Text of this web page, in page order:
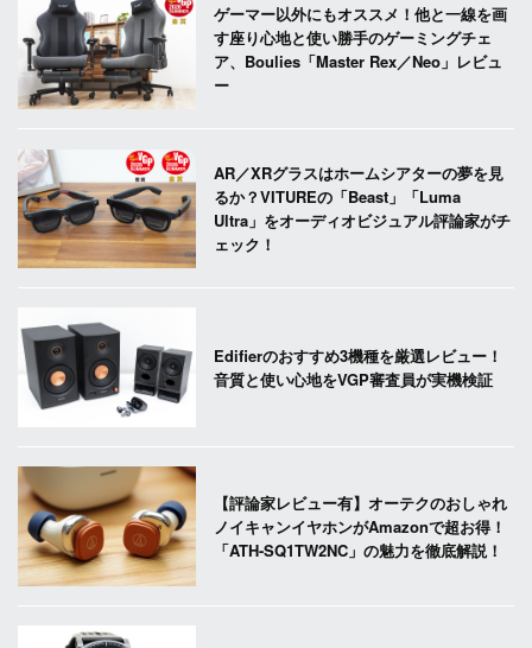
ゲーマー以外にもオススメ！他と一線を画
す座り心地と使い勝手のゲーミングチェ
ア、Boulies「Master Rex／Neo」レビュ
ー
AR／XRグラスはホームシアターの夢を見
るか？VITUREの「Beast」「Luma
Ultra」をオーディオビジュアル評論家がチ
ェック！
Edifierのおすすめ3機種を厳選レビュー！
音質と使い心地をVGP審査員が実機検証
【評論家レビュー有】オーテクのおしゃれ
ノイキャンイヤホンがAmazonで超お得！
「ATH-SQ1TW2NC」の魅力を徹底解説！